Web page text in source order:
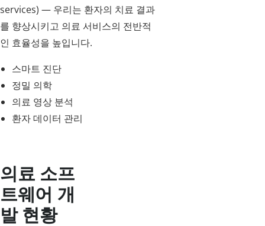
services) — 우리는 환자의 치료 결과
를 향상시키고 의료 서비스의 전반적
인 효율성을 높입니다.
스마트 진단
정밀 의학
의료 영상 분석
환자 데이터 관리
의료 소프
트웨어 개
발 현황